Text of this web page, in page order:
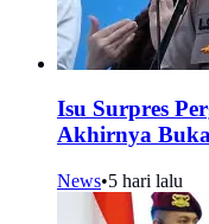
Isu Surpres
Akhirnya
News•5 hari lalu